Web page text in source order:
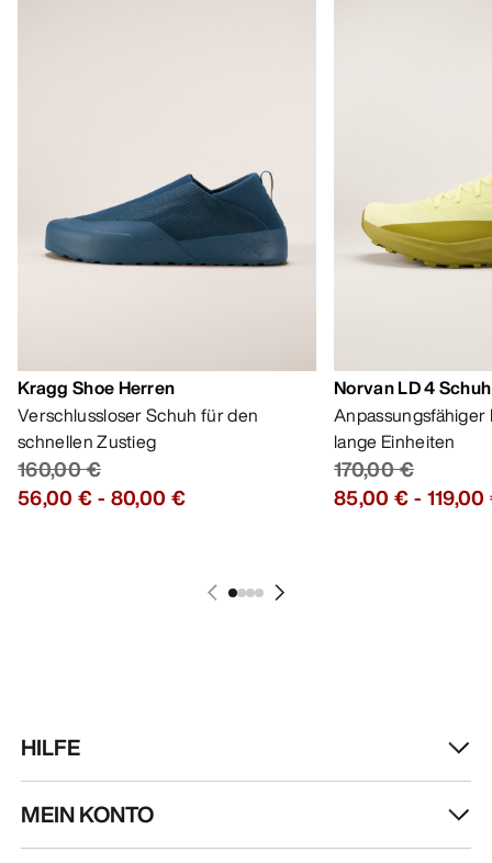
Kragg Shoe Herren
Verschlussloser Schuh für den
schnellen Zustieg
160,00 €
56,00 €- 80,00 €
Norvan LD 4
lange Einheiten
170,00 €
85,00 €-
HILFE
MEIN KONTO